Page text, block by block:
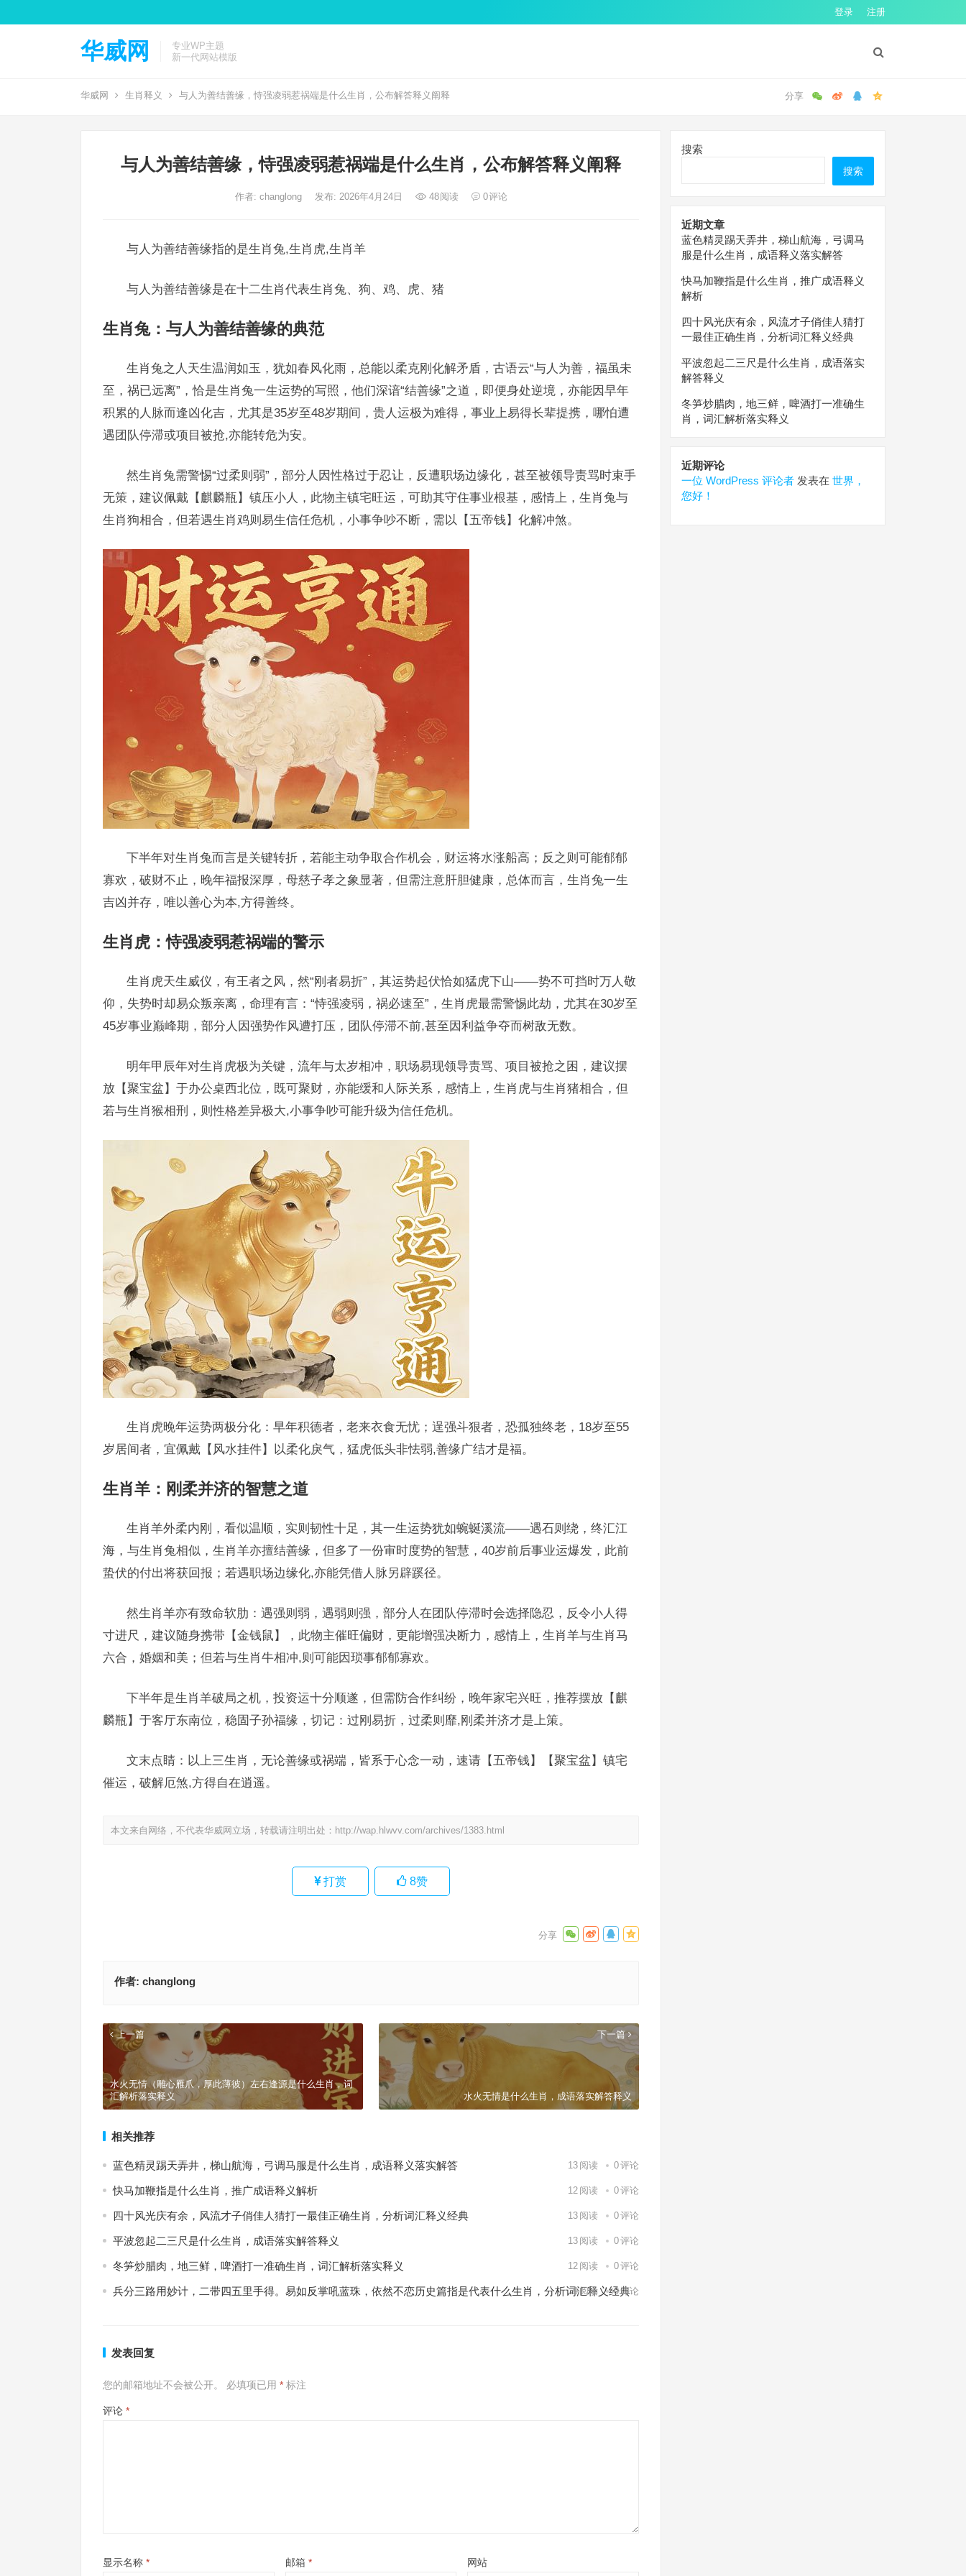
登录 注册
华威网
专业WP主题
新一代网站模版
华威网 生肖释义 与人为善结善缘，恃强凌弱惹祸端是什么生肖，公布解答释义阐释
与人为善结善缘，恃强凌弱惹祸端是什么生肖，公布解答释义阐释
作者: changlong 发布: 2026年4月24日 48阅读 0评论
与人为善结善缘指的是生肖兔,生肖虎,生肖羊
与人为善结善缘是在十二生肖代表生肖兔、狗、鸡、虎、猪
生肖兔：与人为善结善缘的典范
生肖兔之人天生温润如玉，犹如春风化雨，总能以柔克刚化解矛盾，古语云“与人为善，福虽未
至，祸已远离”，恰是生肖兔一生运势的写照，他们深谙“结善缘”之道，即便身处逆境，亦能因早年
积累的人脉而逢凶化吉，尤其是35岁至48岁期间，贵人运极为难得，事业上易得长辈提携，哪怕遭
遇团队停滞或项目被抢,亦能转危为安。
然生肖兔需警惕“过柔则弱”，部分人因性格过于忍让，反遭职场边缘化，甚至被领导责骂时束手
无策，建议佩戴【麒麟瓶】镇压小人，此物主镇宅旺运，可助其守住事业根基，感情上，生肖兔与
生肖狗相合，但若遇生肖鸡则易生信任危机，小事争吵不断，需以【五帝钱】化解冲煞。
下半年对生肖兔而言是关键转折，若能主动争取合作机会，财运将水涨船高；反之则可能郁郁
寡欢，破财不止，晚年福报深厚，母慈子孝之象显著，但需注意肝胆健康，总体而言，生肖兔一生
吉凶并存，唯以善心为本,方得善终。
生肖虎：恃强凌弱惹祸端的警示
生肖虎天生威仪，有王者之风，然“刚者易折”，其运势起伏恰如猛虎下山——势不可挡时万人敬
仰，失势时却易众叛亲离，命理有言：“恃强凌弱，祸必速至”，生肖虎最需警惕此劫，尤其在30岁至
45岁事业巅峰期，部分人因强势作风遭打压，团队停滞不前,甚至因利益争夺而树敌无数。
明年甲辰年对生肖虎极为关键，流年与太岁相冲，职场易现领导责骂、项目被抢之困，建议摆
放【聚宝盆】于办公桌西北位，既可聚财，亦能缓和人际关系，感情上，生肖虎与生肖猪相合，但
若与生肖猴相刑，则性格差异极大,小事争吵可能升级为信任危机。
生肖虎晚年运势两极分化：早年积德者，老来衣食无忧；逞强斗狠者，恐孤独终老，18岁至55
岁居间者，宜佩戴【风水挂件】以柔化戾气，猛虎低头非怯弱,善缘广结才是福。
生肖羊：刚柔并济的智慧之道
生肖羊外柔内刚，看似温顺，实则韧性十足，其一生运势犹如蜿蜒溪流——遇石则绕，终汇江
海，与生肖兔相似，生肖羊亦擅结善缘，但多了一份审时度势的智慧，40岁前后事业运爆发，此前
蛰伏的付出将获回报；若遇职场边缘化,亦能凭借人脉另辟蹊径。
然生肖羊亦有致命软肋：遇强则弱，遇弱则强，部分人在团队停滞时会选择隐忍，反令小人得
寸进尺，建议随身携带【金钱鼠】，此物主催旺偏财，更能增强决断力，感情上，生肖羊与生肖马
六合，婚姻和美；但若与生肖牛相冲,则可能因琐事郁郁寡欢。
下半年是生肖羊破局之机，投资运十分顺遂，但需防合作纠纷，晚年家宅兴旺，推荐摆放【麒
麟瓶】于客厅东南位，稳固子孙福缘，切记：过刚易折，过柔则靡,刚柔并济才是上策。
文末点睛：以上三生肖，无论善缘或祸端，皆系于心念一动，速请【五帝钱】【聚宝盆】镇宅
催运，破解厄煞,方得自在逍遥。
本文来自网络，不代表华威网立场，转载请注明出处： http://wap.hlwvv.com/archives/1383.html
打赏 8赞
作者: changlong
上一篇
水火无情（雕心雁爪，厚此薄彼）左右逢源是什么生肖，词
汇解析落实释义
下一篇
水火无情是什么生肖，成语落实解答释义
相关推荐
蓝色精灵踢天弄井，梯山航海，弓调马服是什么生肖，成语释义落实解答 13 阅读 0评论
快马加鞭指是什么生肖，推广成语释义解析 12 阅读 0评论
四十风光庆有余，风流才子俏佳人猜打一最佳正确生肖，分析词汇释义经典 13 阅读 0评论
平波忽起二三尺是什么生肖，成语落实解答释义 13 阅读 0评论
冬笋炒腊肉，地三鲜，啤酒打一准确生肖，词汇解析落实释义 12 阅读 0评论
兵分三路用妙计，二带四五里手得。易如反掌吼蓝珠，依然不恋历史篇指是代表什么生肖，分析词汇释义经典
9 阅读 0评论
发表回复
您的邮箱地址不会被公开。 必填项已用 * 标注
评论 *
显示名称 * 邮箱 * 网站
搜索
搜索
近期文章
蓝色精灵踢天弄井，梯山航海，弓调马
服是什么生肖，成语释义落实解答
快马加鞭指是什么生肖，推广成语释义
解析
四十风光庆有余，风流才子俏佳人猜打
一最佳正确生肖，分析词汇释义经典
平波忽起二三尺是什么生肖，成语落实
解答释义
冬笋炒腊肉，地三鲜，啤酒打一准确生
肖，词汇解析落实释义
近期评论
一位 WordPress 评论者 发表在 世界，
您好！